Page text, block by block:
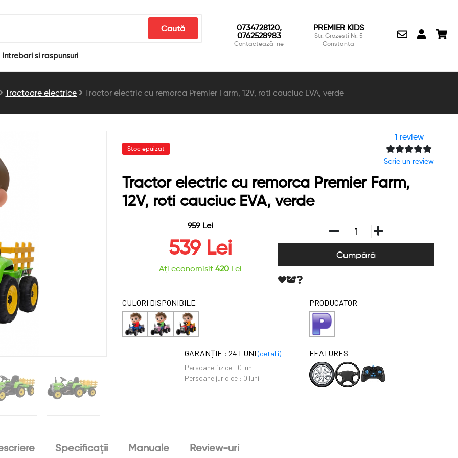
Caută
Intrebari si raspunsuri
0734728120,
0762528983
Contactează-ne
PREMIER KIDS
Str. Grozesti Nr. 5
Constanta
Tractoare electrice Tractor electric cu remorca Premier Farm, 12V, roti cauciuc EVA, verde
Stoc epuizat
1 review
Scrie un review
Tractor electric cu remorca Premier Farm,
12V, roti cauciuc EVA, verde
959 Lei
539 Lei
Ați economisit 420Lei
Cumpără
CULORI DISPONIBILE PRODUCATOR
GARANȚIE : 24 LUNI (detalii)
Persoane fizice : 0 luni
Persoane juridice : 0 luni
FEATURES
Specificații Manuale Review-uri